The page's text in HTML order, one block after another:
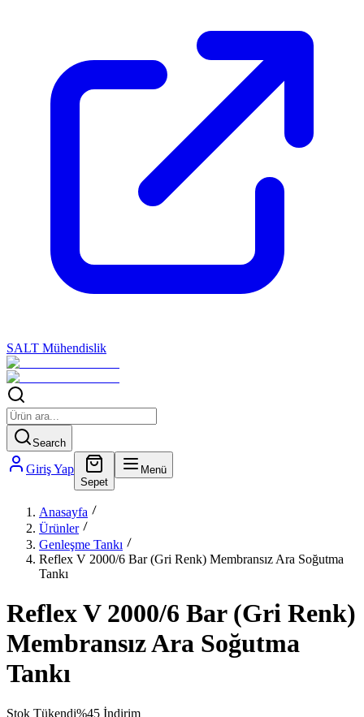
SALT Mühendislik
Search
Giriş Yap
Sepet
Menü
Anasayfa
Ürünler
Genleşme Tankı
Reflex V 2000/6 Bar (Gri Renk) Membransız Ara Soğutma
Tankı
Reflex V 2000/6 Bar (Gri Renk)
Membransız Ara Soğutma
Tankı
Stok Tükendi%45 İndirim